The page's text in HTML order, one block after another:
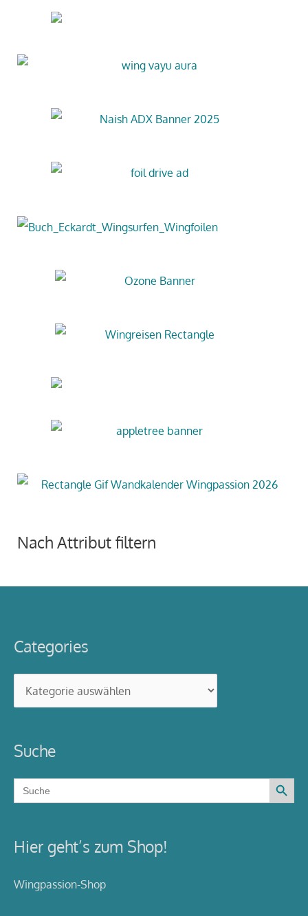
Nach Attribut filtern
Categories
Suche
Search
for:
Search Button
Hier geht’s zum Shop!
Wingpassion-Shop